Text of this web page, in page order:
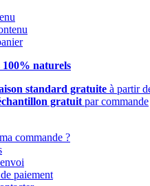
100% naturels
standard gratuite à partir
gratuit par commande
commande ?
paiement